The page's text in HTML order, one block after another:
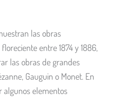
las obras
entre 1874 y 1886,
las obras de grandes
Gauguin o Monet. En
algunos elementos